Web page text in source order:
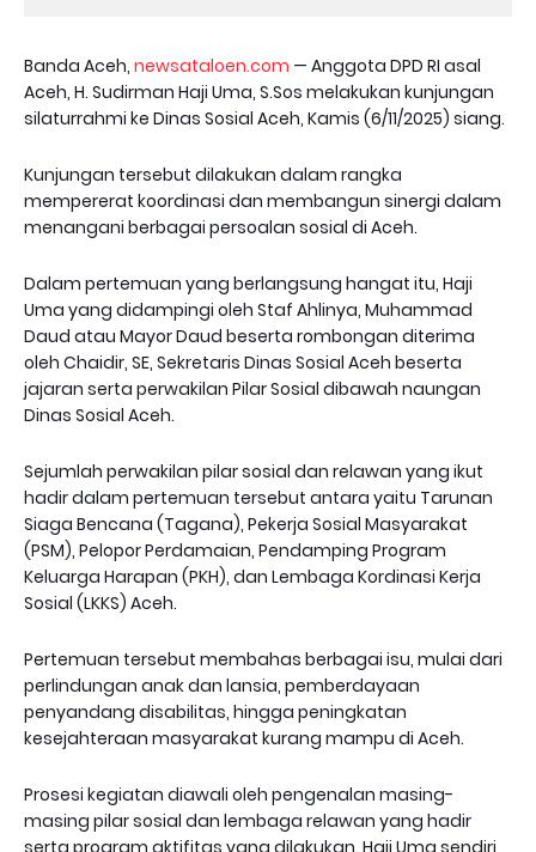
Banda Aceh, newsataloen.com — Anggota DPD RI asal
Aceh, H. Sudirman Haji Uma, S.Sos melakukan kunjungan
silaturrahmi ke Dinas Sosial Aceh, Kamis (6/11/2025) siang.
Kunjungan tersebut dilakukan dalam rangka
mempererat koordinasi dan membangun sinergi dalam
menangani berbagai persoalan sosial di Aceh.
Dalam pertemuan yang berlangsung hangat itu, Haji
Uma yang didampingi oleh Staf Ahlinya, Muhammad
Daud atau Mayor Daud beserta rombongan diterima
oleh Chaidir, SE, Sekretaris Dinas Sosial Aceh beserta
jajaran serta perwakilan Pilar Sosial dibawah naungan
Dinas Sosial Aceh.
Sejumlah perwakilan pilar sosial dan relawan yang ikut
hadir dalam pertemuan tersebut antara yaitu Tarunan
Siaga Bencana (Tagana), Pekerja Sosial Masyarakat
(PSM), Pelopor Perdamaian, Pendamping Program
Keluarga Harapan (PKH), dan Lembaga Kordinasi Kerja
Sosial (LKKS) Aceh.
Pertemuan tersebut membahas berbagai isu, mulai dari
perlindungan anak dan lansia, pemberdayaan
penyandang disabilitas, hingga peningkatan
kesejahteraan masyarakat kurang mampu di Aceh.
Prosesi kegiatan diawali oleh pengenalan masing-
masing pilar sosial dan lembaga relawan yang hadir
serta program aktifitas yang dilakukan. Haji Uma sendiri